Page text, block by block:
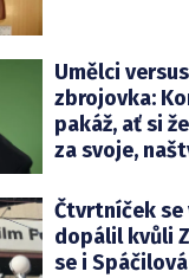
Umělci
zbrojovka:
pakáž, ať si
za svoje,
Čtvrtníček se
dopálil kvůli
se i Spáčilová